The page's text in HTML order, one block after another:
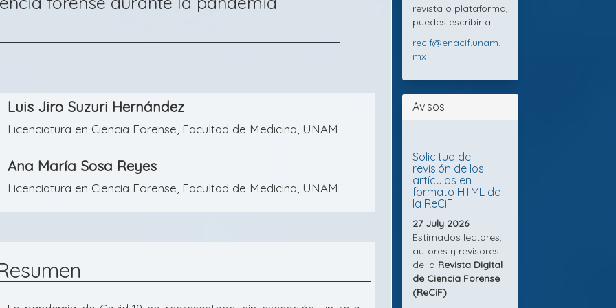
Contenido
principal
del
artículo
Luis Jiro Suzuri Hernández
Licenciatura en Ciencia Forense, Facultad de Medicina, UNAM
Ana María Sosa Reyes
Licenciatura en Ciencia Forense, Facultad de Medicina, UNAM
revista o plataforma,
puedes escribir a:
recif@enacif.unam.
mx
Avisos
Solicitud de
revisión de los
artículos en
formato HTML de
la ReCiF
27 July 2026
Estimados lectores,
autores y revisores
de la Revista Digital
de Ciencia Forense
(ReCiF):